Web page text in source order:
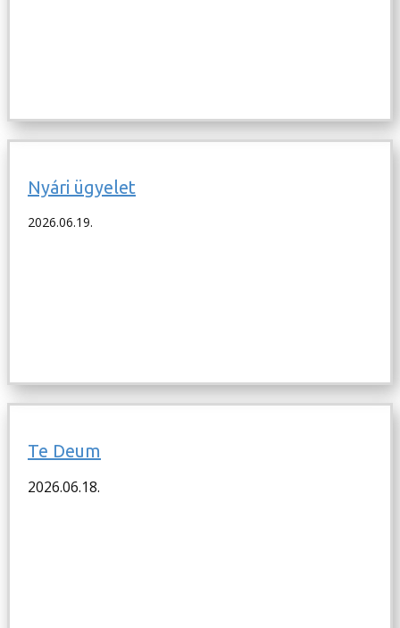
Nyári ügyelet
2026.06.19.
Te Deum
2026.06.18.